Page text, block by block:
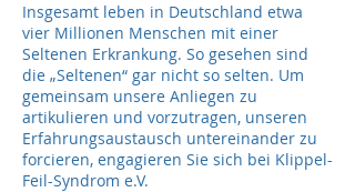
Insgesamt leben in Deutschland etwa
vier Millionen Menschen mit einer
Seltenen Erkrankung. So gesehen sind
die „Seltenen“ gar nicht so selten. Um
gemeinsam unsere Anliegen zu
artikulieren und vorzutragen, unseren
Erfahrungsaustausch untereinander zu
forcieren, engagieren Sie sich bei Klippel-
Feil-Syndrom e.V.